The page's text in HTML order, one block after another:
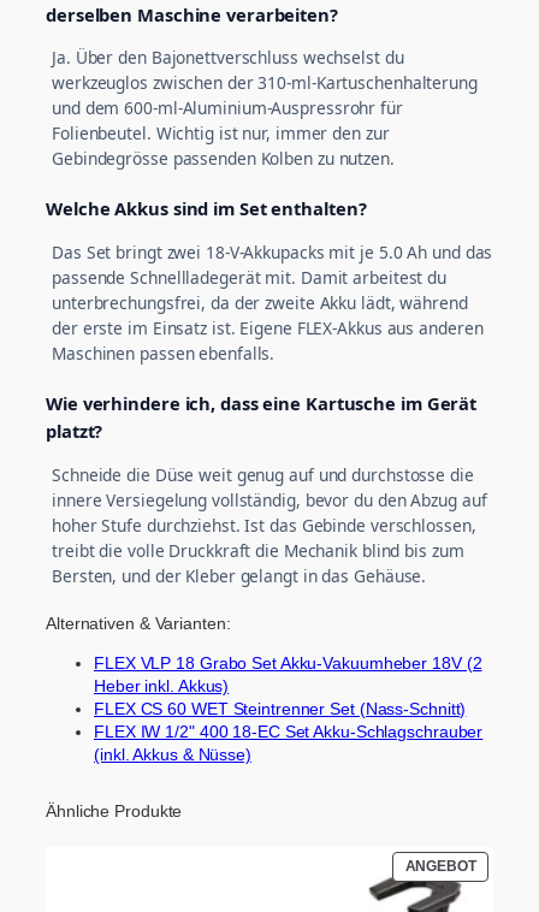
derselben Maschine verarbeiten?
Ja. Über den Bajonettverschluss wechselst du
werkzeuglos zwischen der 310-ml-Kartuschenhalterung
und dem 600-ml-Aluminium-Auspressrohr für
Folienbeutel. Wichtig ist nur, immer den zur
Gebindegrösse passenden Kolben zu nutzen.
Welche Akkus sind im Set enthalten?
Das Set bringt zwei 18-V-Akkupacks mit je 5.0 Ah und das
passende Schnellladegerät mit. Damit arbeitest du
unterbrechungsfrei, da der zweite Akku lädt, während
der erste im Einsatz ist. Eigene FLEX-Akkus aus anderen
Maschinen passen ebenfalls.
Wie verhindere ich, dass eine Kartusche im Gerät
platzt?
Schneide die Düse weit genug auf und durchstosse die
innere Versiegelung vollständig, bevor du den Abzug auf
hoher Stufe durchziehst. Ist das Gebinde verschlossen,
treibt die volle Druckkraft die Mechanik blind bis zum
Bersten, und der Kleber gelangt in das Gehäuse.
Alternativen & Varianten:
FLEX VLP 18 Grabo Set Akku-Vakuumheber 18V (2
Heber inkl. Akkus)
FLEX CS 60 WET Steintrenner Set (Nass-Schnitt)
FLEX IW 1/2" 400 18-EC Set Akku-Schlagschrauber
(inkl. Akkus & Nüsse)
Ähnliche Produkte
ANGEBOT
IM